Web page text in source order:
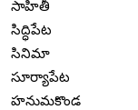
సాహితీ
సిద్ధిపేట
సినిమా
సూర్యాపేట
హనుమకొండ